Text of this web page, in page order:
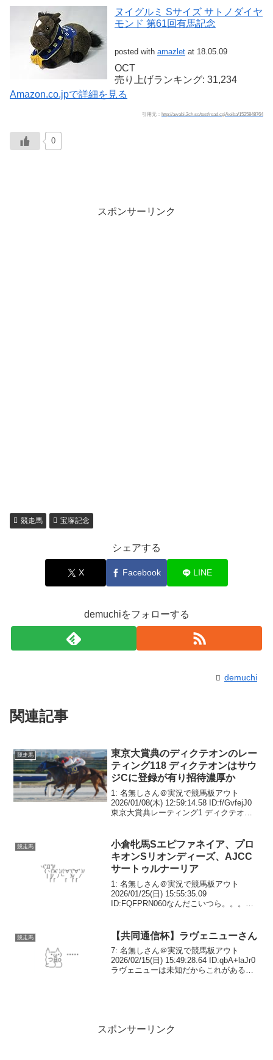
ヌイグルミ Sサイズ サトノダイヤ
モンド 第61回有馬記念
posted with amazlet at 18.05.09
OCT
売り上げランキング: 31,234
Amazon.co.jpで詳細を見る
引用元： http://awabi.2ch.sc/test/read.cgi/keiba/1525848764
0
スポンサーリンク
競走馬 宝塚記念
シェアする
X Facebook LINE
demuchiをフォローする
demuchi
関連記事
競走馬
東京大賞典のディクテオンのレー
ティング118 ディクテオンはサウ
ジCに登録が有り招待濃厚か
1: 名無しさん＠実況で競馬板アウト
2026/01/08(木) 12:59:14.58 ID:f/GvfejJ0
東京大賞典レーティング1 ディクテオン
競走馬
小倉牝馬Sエピファネイア、プロ
キオンSリオンディーズ、AJCC
サートゥルナーリア
1: 名無しさん＠実況で競馬板アウト
2026/01/25(日) 15:55:35.09
ID:FQFPRN060なんだこいつら。。。
競走馬 【共同通信杯】ラヴェニューさん
7: 名無しさん＠実況で競馬板アウト
2026/02/15(日) 15:49:28.64 ID:qbA+laJr0
ラヴェニューは未知だからこれがあると
スポンサーリンク